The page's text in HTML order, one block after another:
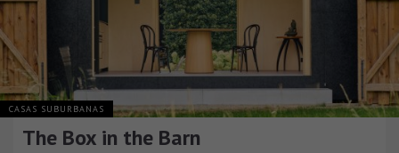
CASAS SUBURBANAS
The Box in the Barn